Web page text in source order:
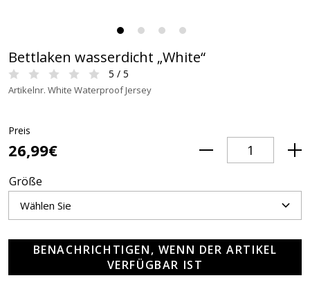
Bettlaken wasserdicht „White“
5 / 5
Artikelnr. White Waterproof Jersey
Preis
26,99€
Größe
BENACHRICHTIGEN, WENN DER ARTIKEL
VERFÜGBAR IST